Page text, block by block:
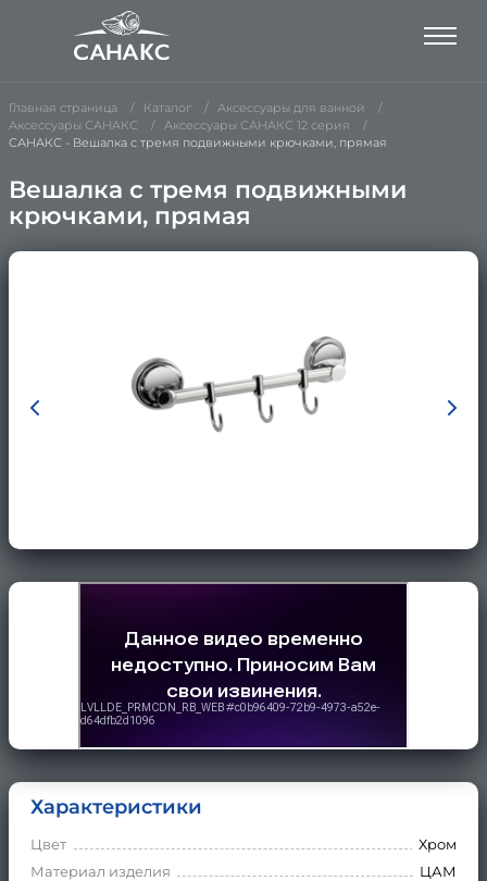
Главная страница Каталог
Аксессуары для ванной
Аксессуары САНАКС
Аксессуары САНАКС 12 серия
САНАКС - Вешалка с тремя подвижными крючками, прямая
Вешалка с тремя подвижными
крючками, прямая
Характеристики
Цвет
Хром
Материал изделия
ЦАМ